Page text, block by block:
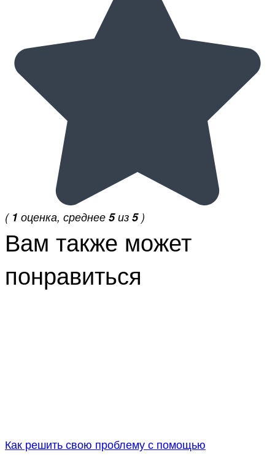
( 1 оценка, среднее 5из 5)
Вам также может
понравиться
Как решить свою проблему с помощью